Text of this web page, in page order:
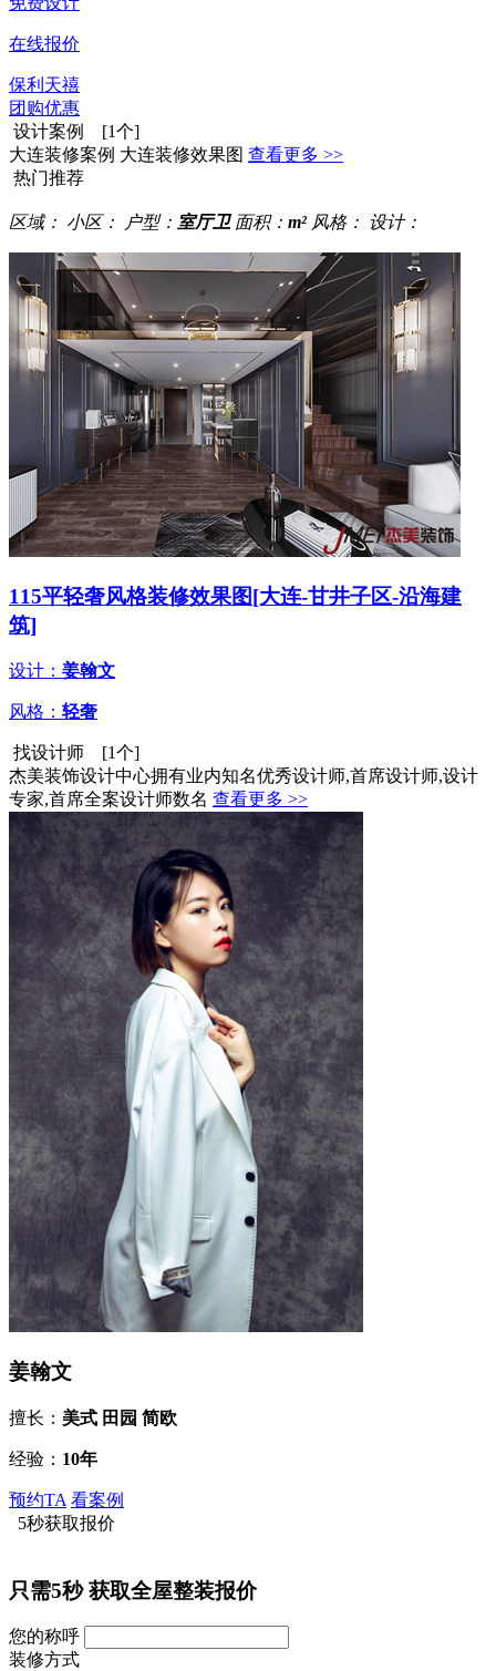
在线报价
保利天禧
团购优惠
设计案例 [1个]
大连装修案例 大连装修效果图 查看更多 >>
热门推荐
区域： 小区： 户型： 室厅卫 面积： m² 风格： 设计：
115平轻奢风格装修效果图[大连-甘井子区-沿海建
筑]
设计： 姜翰文
风格： 轻奢
找设计师 [1个]
杰美装饰设计中心拥有业内知名优秀设计师,首席设计师,设计
专家,首席全案设计师数名 查看更多 >>
姜翰文
擅长： 美式 田园 简欧
经验： 10年
预约TA 看案例
5秒获取报价
只需5秒获取全屋整装报价
您的称呼
装修方式